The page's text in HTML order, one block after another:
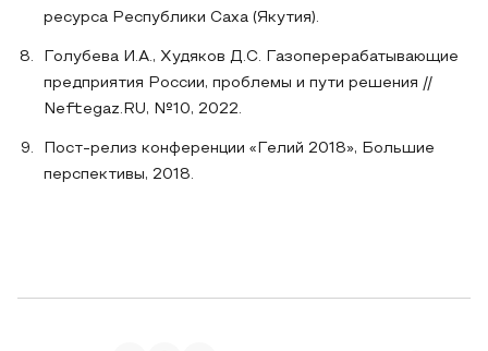
ресурса Республики Саха (Якутия).
Голубева И.А., Худяков Д.С. Газоперерабатывающие
предприятия России, проблемы и пути решения //
Neftegaz.RU, №10, 2022.
Пост-релиз конференции «Гелий 2018», Большие
перспективы, 2018.